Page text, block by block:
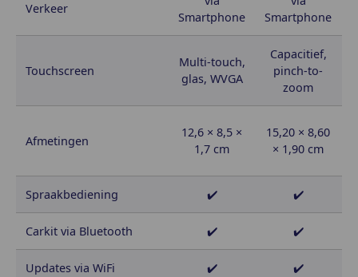
Verkeer
Smartphone
Smartphone
Touchscreen
Multi-touch,
glas, WVGA
Capacitief,
pinch-to-
zoom
Afmetingen
12,6 × 8,5 ×
1,7 cm
15,20 × 8,60
× 1,90 cm
Spraakbediening ✔️ ✔️
Carkit via Bluetooth ✔️ ✔️
Updates via WiFi ✔️ ✔️